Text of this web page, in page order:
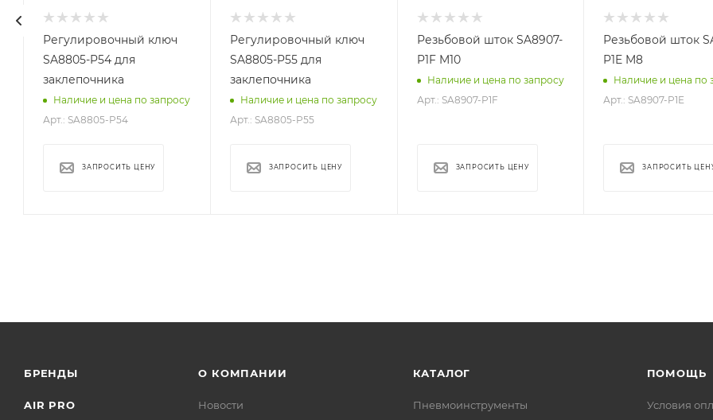
Регулировочный ключ
SA8805-P54 для
заклепочника
Наличие и цена по запросу
Арт.: SA8805-P54
ЗАПРОСИТЬ ЦЕНУ
Регулировочный ключ
SA8805-P55 для
заклепочника
Наличие и цена по запросу
Арт.: SA8805-P55
ЗАПРОСИТЬ ЦЕНУ
Резьбовой шток SA8907-
P1F M10
Наличие и цена по запросу
Арт.: SA8907-P1F
ЗАПРОСИТЬ ЦЕНУ
Резьбовой шток
P1E M8
Наличие и цена по
Арт.: SA8907-P1E
ЗАПРОСИТЬ
БРЕНДЫ
AIR PRO
О КОМПАНИИ
Новости
КАТАЛОГ
Пневмоинструменты
ПОМОЩЬ
Условия